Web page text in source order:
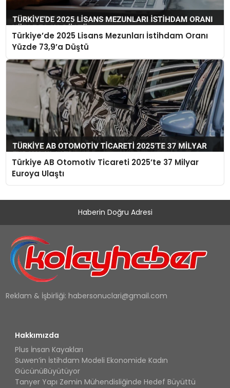
Türkiye’de 2025 Lisans Mezunları İstihdam Oranı
Yüzde 73,9’a Düştü
Türkiye AB Otomotiv Ticareti 2025’te 37 Milyar
Euroya Ulaştı
Haberin Doğru Adresi
Reklam & İşbirliği: habersonuclari@gmail.com
Hakkımızda
Plus İnsan Kayakları
Suwen’in İstihdam Modeli Ekonomide Kadın
GücünüBüyütüyor
Tanyer Yapı Zemin Mühendisliğinde Hedef Büyüttü